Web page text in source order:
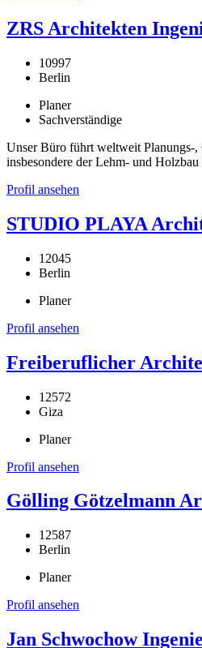
ZRS Architekten
10997
Berlin
Planer
Sachverständige
Unser Büro führt weltweit Planungs-,
insbesondere der Lehm- und
Profil ansehen
STUDIO PLAYA
12045
Berlin
Planer
Profil ansehen
Freiberuflicher
12572
Giza
Planer
Profil ansehen
Gölling Götzelmann
12587
Berlin
Planer
Profil ansehen
Jan Schwochow